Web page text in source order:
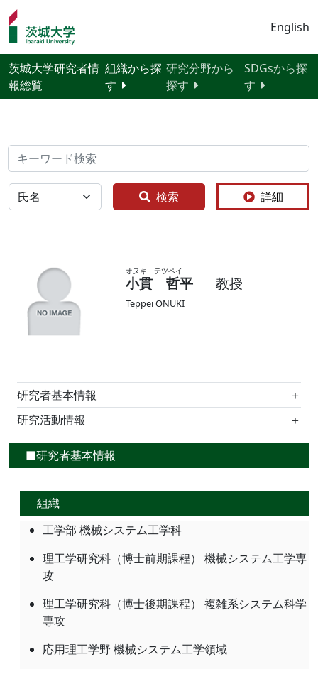
English
茨城大学研究者情
報総覧
組織から探
す
研究分野から
探す
SDGsから探
す
検索
全体 検索 詳細
オヌキ テツペイ
小貫 哲平 教授
Teppei ONUKI
研究者基本情報
＋
研究活動情報
＋
■研究者基本情報
組織
工学部 機械システム工学科
理工学研究科（博士前期課程） 機械システム工学専
攻
理工学研究科（博士後期課程） 複雑系システム科学
専攻
応用理工学野 機械システム工学領域